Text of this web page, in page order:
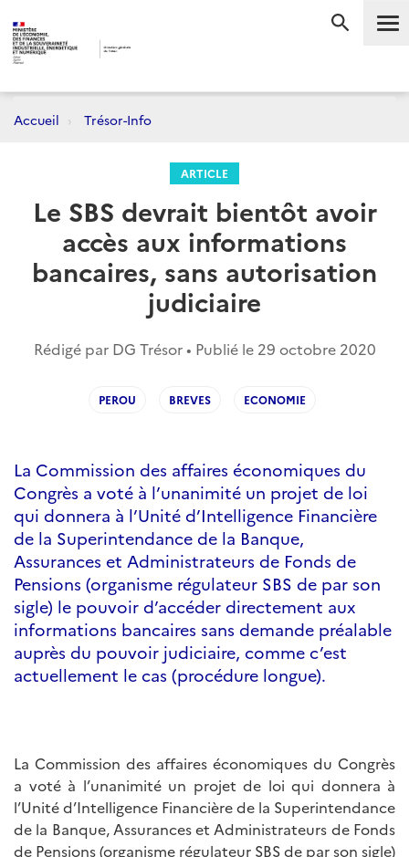
Accueil Trésor-Info
ARTICLE
Le SBS devrait bientôt avoir
accès aux informations
bancaires, sans autorisation
judiciaire
Rédigé par DG Trésor • Publié le 29 octobre 2020
PEROU BREVES ECONOMIE
La Commission des affaires économiques du
Congrès a voté à l’unanimité un projet de loi
qui donnera à l’Unité d’Intelligence Financière
de la Superintendance de la Banque,
Assurances et Administrateurs de Fonds de
Pensions (organisme régulateur SBS de par son
sigle) le pouvoir d’accéder directement aux
informations bancaires sans demande préalable
auprès du pouvoir judiciaire, comme c’est
actuellement le cas (procédure longue).
La Commission des affaires économiques du Congrès
a voté à l’unanimité un projet de loi qui donnera à
l’Unité d’Intelligence Financière de la Superintendance
de la Banque, Assurances et Administrateurs de Fonds
de Pensions (organisme régulateur SBS de par son sigle)